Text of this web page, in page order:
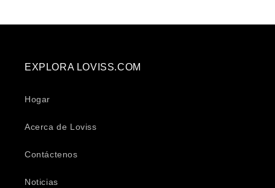
EXPLORA LOVISS.COM
Hogar
Acerca de Loviss
Contáctenos
Noticias